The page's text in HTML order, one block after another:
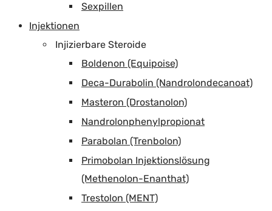
Sexpillen
Injektionen
Injizierbare Steroide
Boldenon (Equipoise)
Deca-Durabolin (Nandrolondecanoat)
Masteron (Drostanolon)
Nandrolonphenylpropionat
Parabolan (Trenbolon)
Primobolan Injektionslösung
(Methenolon-Enanthat)
Trestolon (MENT)